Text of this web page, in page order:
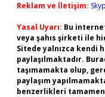
Reklam ve İletişim:
Yasal Uyarı: Bu
veya şahıs şirketi ile
Sitede yalnızca kendi
paylaşılmaktadır.
taşımamakta olup,
paylaşım
benzerlikleri